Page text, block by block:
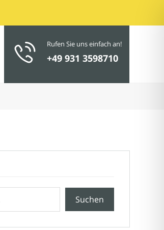
Rufen Sie uns einfach an!
+49 931 3598710